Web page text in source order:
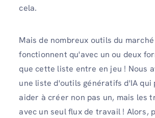
cela.
Mais de nombreux outils du marché
fonctionnent qu'avec un ou deux
que cette liste entre en jeu ! Nous
une liste d'outils génératifs d'IA qui
aider à créer non pas un, mais les
avec un seul flux de travail ! Alors,